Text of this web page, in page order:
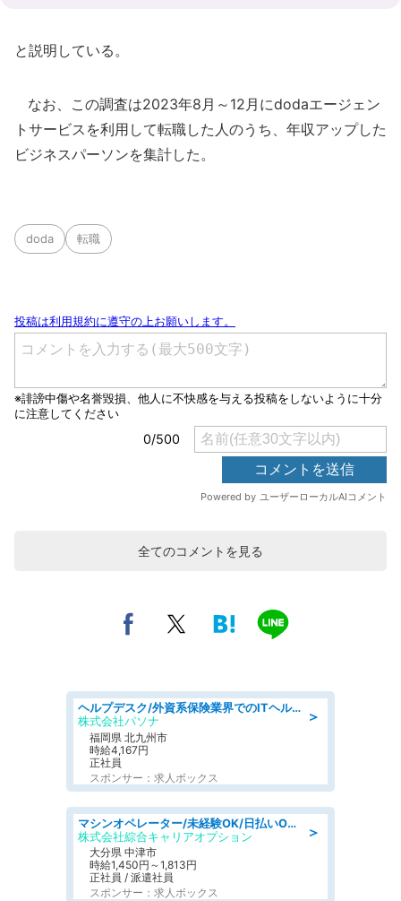
と説明している。
なお、この調査は2023年8月～12月にdodaエージェン
トサービスを利用して転職した人のうち、年収アップした
ビジネスパーソンを集計した。
doda 転職
全てのコメントを見る
＞
ヘルプデスク/外資系保険業界でのITヘルプデスク業務/駅近/即日勤務可/ヘルプデスク
株式会社パソナ
福岡県 北九州市
時給4,167円
正社員
スポンサー：求人ボックス
＞
マシンオペレーター/未経験OK/日払いOK/交替制/20・30・40代活躍中/製造 工場
株式会社綜合キャリアオプション
大分県 中津市
時給1,450円～1,813円
正社員 / 派遣社員
スポンサー：求人ボックス